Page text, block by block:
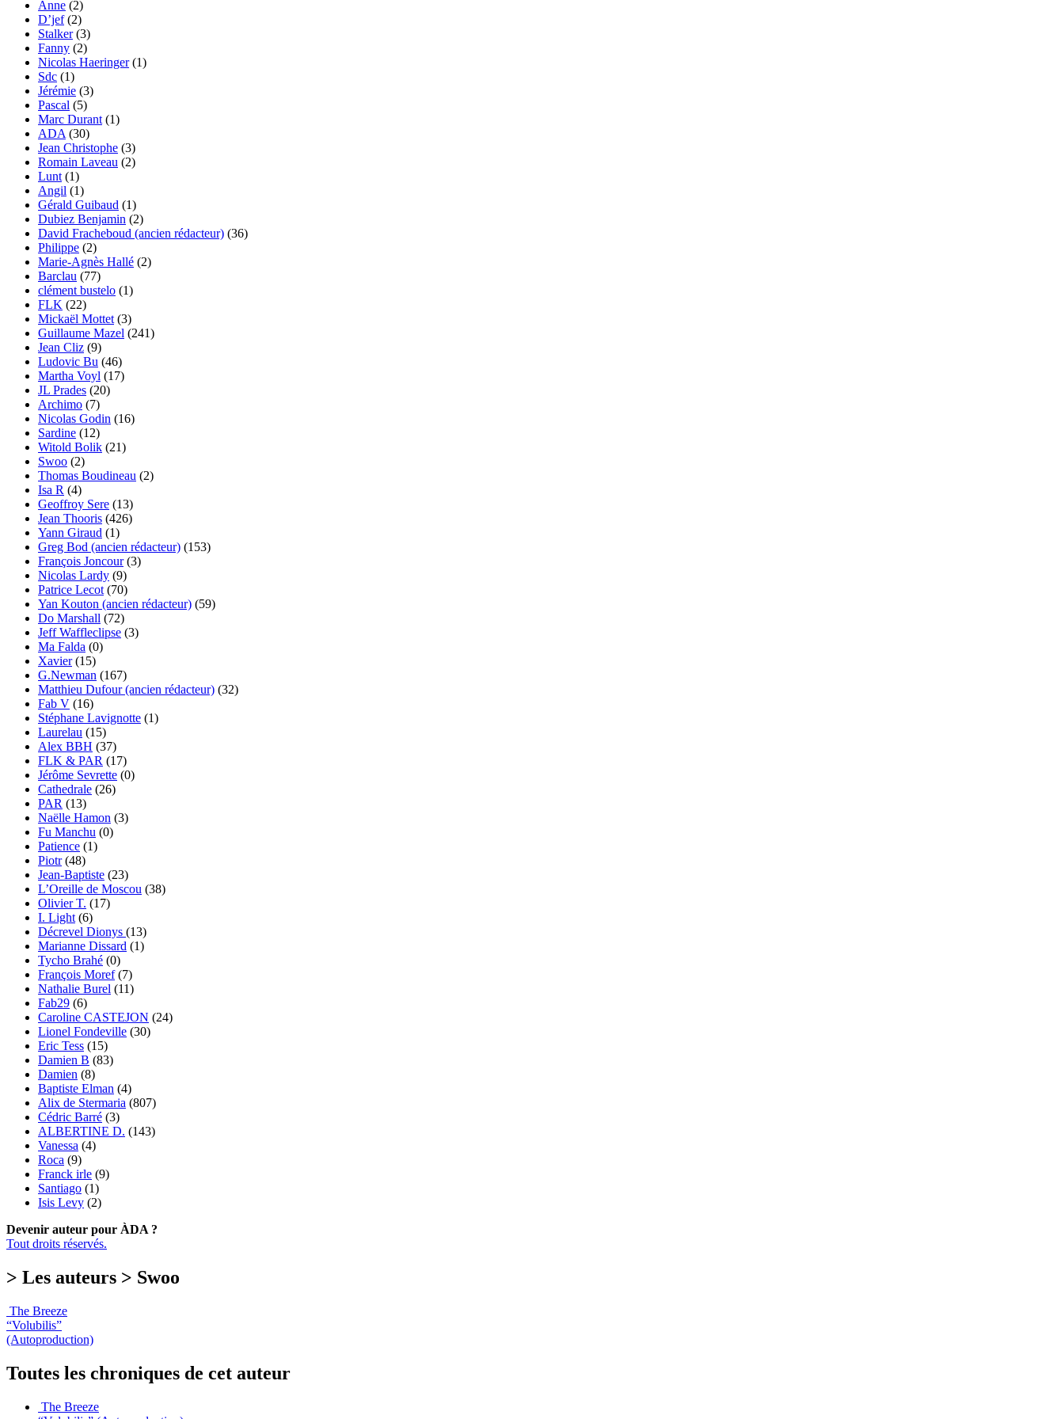
Anne (2)
D’jef(2)
Stalker(3)
Fanny (2)
Nicolas Haeringer(1)
Sdc (1)
Jérémie (3)
Pascal (5)
Marc Durant (1)
ADA (30)
Jean Christophe (3)
Romain Laveau (2)
Lunt (1)
Angil (1)
Gérald Guibaud (1)
Dubiez Benjamin (2)
David Fracheboud (ancien rédacteur) (36)
Philippe (2)
Marie-Agnès Hallé (2)
Barclau (77)
clément bustelo (1)
FLK (22)
Mickaël Mottet (3)
Guillaume Mazel (241)
Jean Cliz (9)
Ludovic Bu (46)
Martha Voyl (17)
JL Prades (20)
Archimo (7)
Nicolas Godin (16)
Sardine (12)
Witold Bolik (21)
Swoo (2)
Thomas Boudineau (2)
Isa R (4)
Geoffroy Sere (13)
Jean Thooris (426)
Yann Giraud (1)
Greg Bod (ancien rédacteur) (153)
François Joncour(3)
Nicolas Lardy (9)
Patrice Lecot (70)
Yan Kouton (ancien rédacteur) (59)
Do Marshall (72)
Jeff Waffleclipse (3)
Ma Falda (0)
Xavier(15)
G.Newman (167)
Matthieu Dufour (ancien rédacteur) (32)
Fab V (16)
Stéphane Lavignotte (1)
Laurelau (15)
Alex BBH (37)
FLK & PAR (17)
Jérôme Sevrette (0)
Cathedrale (26)
PAR (13)
Naëlle Hamon (3)
Fu Manchu (0)
Patience (1)
Piotr(48)
Jean-Baptiste (23)
L’Oreille de Moscou (38)
Olivier T. (17)
I. Light (6)
Décrevel Dionys (13)
Marianne Dissard (1)
Tycho Brahé (0)
François Moref(7)
Nathalie Burel (11)
Fab29 (6)
Caroline CASTEJON (24)
Lionel Fondeville (30)
Eric Tess (15)
Damien B (83)
Damien (8)
Baptiste Elman (4)
Alix de Stermaria (807)
Cédric Barré (3)
ALBERTINE D. (143)
Vanessa (4)
Roca (9)
Franck irle (9)
Santiago (1)
Isis Levy (2)
Devenir auteur pour ÀDA ?
Tout droits réservés.
> Les auteurs > Swoo
The Breeze
“Volubilis”
(Autoproduction)
Toutes les chroniques de cet auteur
The Breeze